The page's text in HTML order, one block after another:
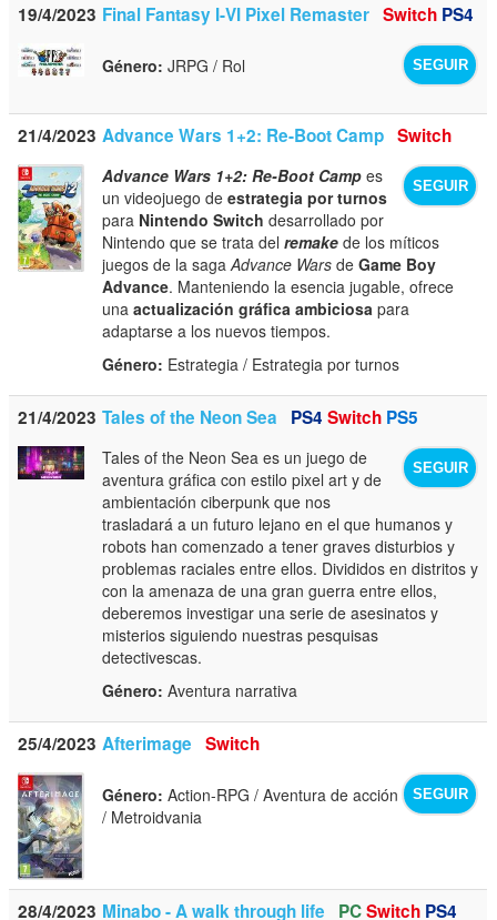
19/4/2023 Final Fantasy I-VI Pixel Remaster Switch PS4
SEGUIR
Género: JRPG / Rol
21/4/2023 Advance Wars 1+2: Re-Boot Camp Switch
SEGUIR
Advance Wars 1+2: Re-Boot Camp es
un videojuego deestrategia por turnos
para Nintendo Switch desarrollado por
Nintendo que se trata delremake de los míticos
juegos de la sagaAdvance Wars deGame Boy
Advance. Manteniendo la esencia jugable, ofrece
unaactualización gráfica ambiciosa para
adaptarse a los nuevos tiempos.
Género: Estrategia / Estrategia por turnos
21/4/2023 Tales of the Neon Sea PS4 Switch PS5
SEGUIR
Tales of the Neon Sea es un juego de
aventura gráfica con estilo pixel art y de
ambientación ciberpunk que nos
trasladará a un futuro lejano en el que humanos y
robots han comenzado a tener graves disturbios y
problemas raciales entre ellos. Divididos en distritos y
con la amenaza de una gran guerra entre ellos,
deberemos investigar una serie de asesinatos y
misterios siguiendo nuestras pesquisas
detectivescas.
Género: Aventura narrativa
25/4/2023 Afterimage Switch
SEGUIR
Género: Action-RPG / Aventura de acción
/ Metroidvania
28/4/2023 Minabo - A walk through life PCSwitch PS4